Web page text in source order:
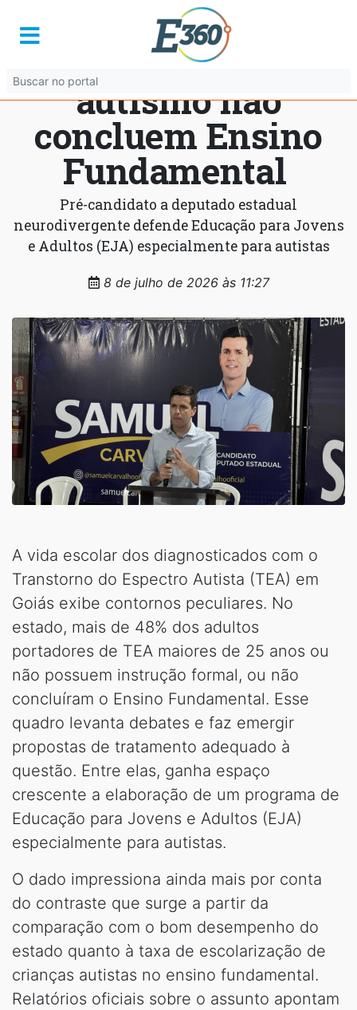
Quase metade das
pessoas com
autismo não
concluem Ensino
Fundamental
Pré-candidato a deputado estadual
neurodivergente defende Educação para Jovens
e Adultos (EJA) especialmente para autistas
8 de julho de 2026 às 11:27
A vida escolar dos diagnosticados com o
Transtorno do Espectro Autista (TEA) em
Goiás exibe contornos peculiares. No
estado, mais de 48% dos adultos
portadores de TEA maiores de 25 anos ou
não possuem instrução formal, ou não
concluíram o Ensino Fundamental. Esse
quadro levanta debates e faz emergir
propostas de tratamento adequado à
questão. Entre elas, ganha espaço
crescente a elaboração de um programa de
Educação para Jovens e Adultos (EJA)
especialmente para autistas.
O dado impressiona ainda mais por conta
do contraste que surge a partir da
comparação com o bom desempenho do
estado quanto à taxa de escolarização de
crianças autistas no ensino fundamental.
Relatórios oficiais sobre o assunto apontam